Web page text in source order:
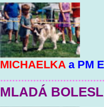
MICHAELKA a PM
MLADÁ